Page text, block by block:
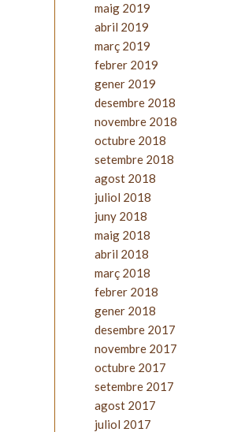
maig 2019
abril 2019
març 2019
febrer 2019
gener 2019
desembre 2018
novembre 2018
octubre 2018
setembre 2018
agost 2018
juliol 2018
juny 2018
maig 2018
abril 2018
març 2018
febrer 2018
gener 2018
desembre 2017
novembre 2017
octubre 2017
setembre 2017
agost 2017
juliol 2017